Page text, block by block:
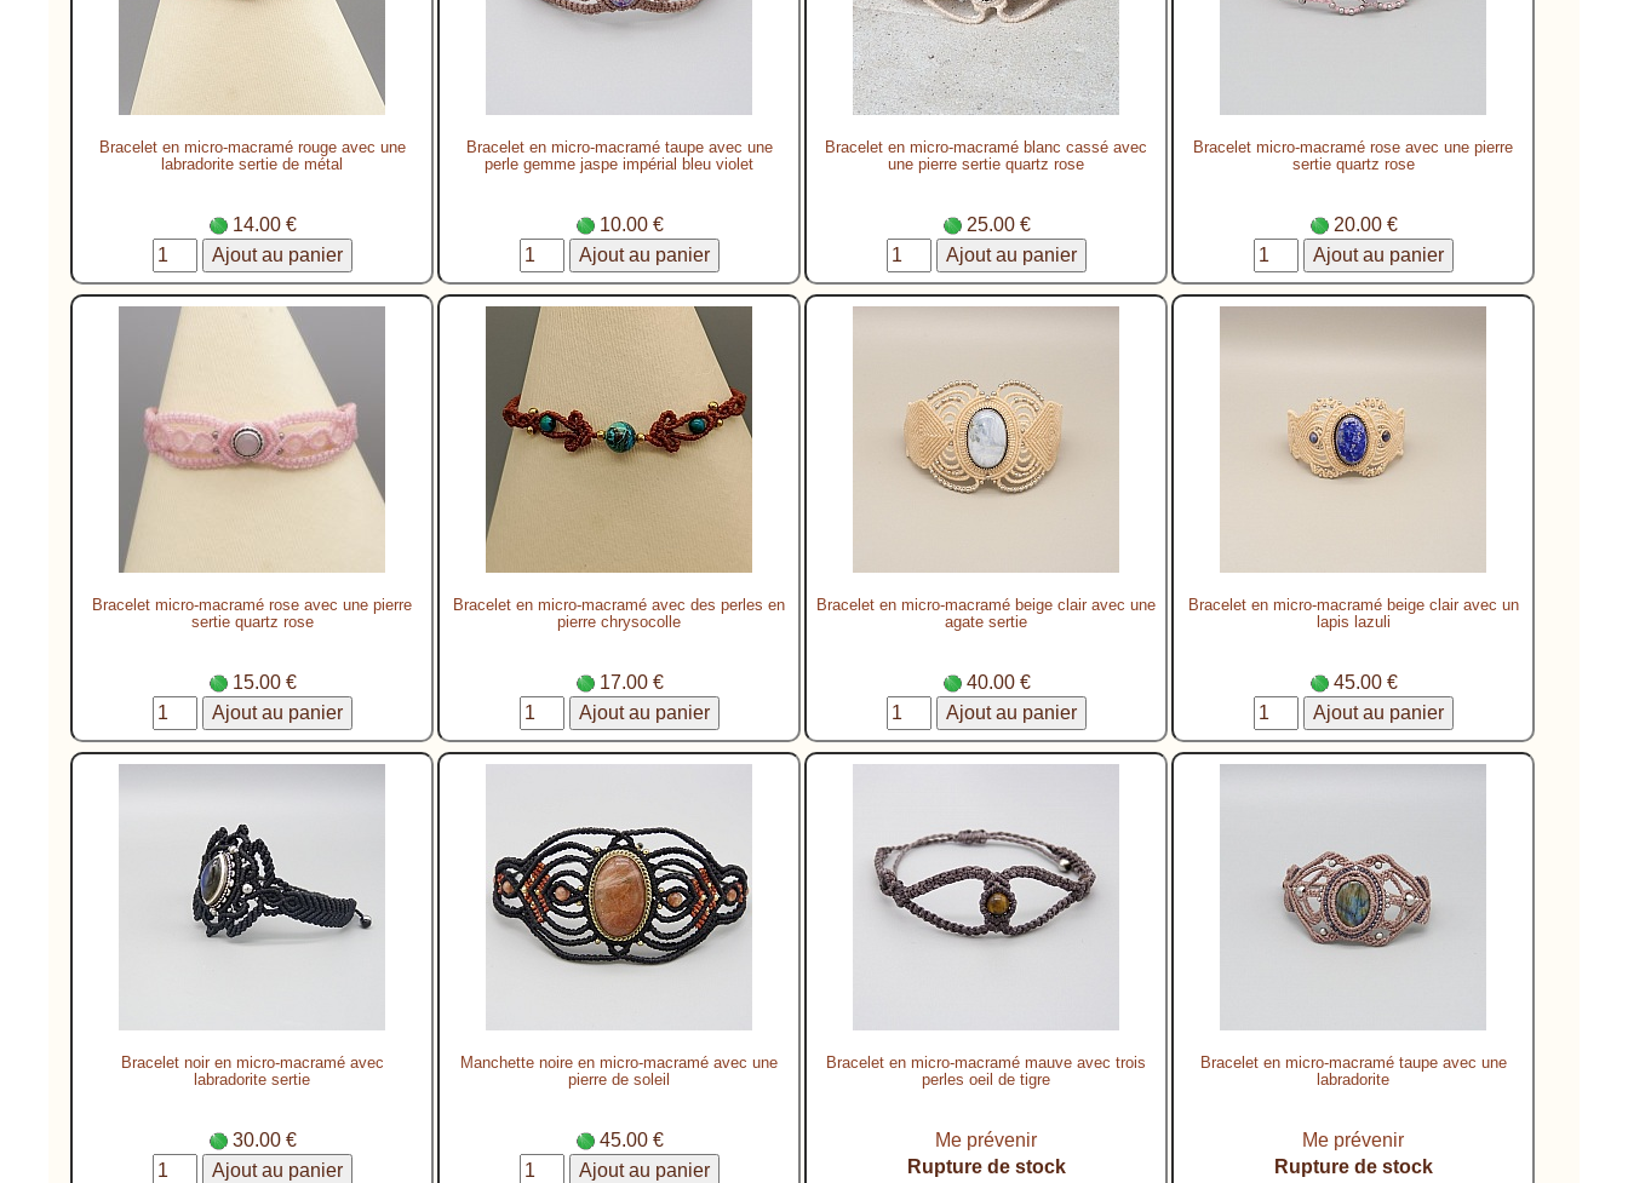
Bracelet en micro-macramé rouge avec une
labradorite sertie de métal
14.00 €
Bracelet en micro-macramé taupe avec une
perle gemme jaspe impérial bleu violet
10.00 €
Bracelet en micro-macramé blanc cassé avec
une pierre sertie quartz rose
25.00 €
Bracelet micro-macramé rose avec une pierre
sertie quartz rose
20.00 €
Bracelet micro-macramé rose avec une pierre
sertie quartz rose
15.00 €
Bracelet en micro-macramé avec des perles en
pierre chrysocolle
17.00 €
Bracelet en micro-macramé beige clair avec une
agate sertie
40.00 €
Bracelet en micro-macramé beige clair avec un
lapis lazuli
45.00 €
Bracelet noir en micro-macramé avec
labradorite sertie
30.00 €
Manchette noire en micro-macramé avec une
pierre de soleil
45.00 €
Bracelet en micro-macramé mauve avec trois
perles oeil de tigre
Me prévenir
Rupture de stock
Bracelet en micro-macramé taupe avec une
labradorite
Me prévenir
Rupture de stock